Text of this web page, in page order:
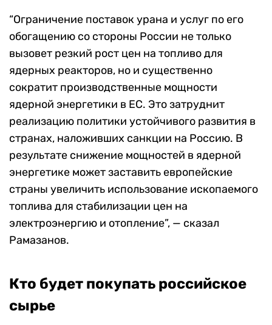
“Ограничение поставок урана и услуг по его
обогащению со стороны России не только
вызовет резкий рост цен на топливо для
ядерных реакторов, но и существенно
сократит производственные мощности
ядерной энергетики в ЕС. Это затруднит
реализацию политики устойчивого развития в
странах, наложивших санкции на Россию. В
результате снижение мощностей в ядерной
энергетике может заставить европейские
страны увеличить использование ископаемого
топлива для стабилизации цен на
электроэнергию и отопление”, — сказал
Рамазанов.
Кто будет покупать российское
сырье